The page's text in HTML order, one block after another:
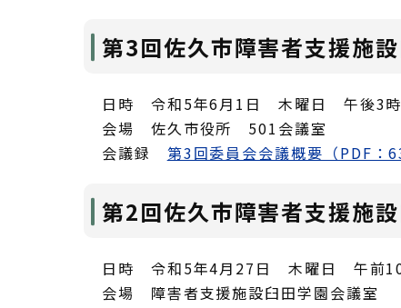
第3回佐久市障害者支援施
日時 令和5年6月1日 木曜日 午後3時
会場 佐久市役所 501会議室
会議録 第3回委員会会議概要（PDF：
第2回佐久市障害者支援施
日時 令和5年4月27日 木曜日 午前
会場 障害者支援施設臼田学園会議室